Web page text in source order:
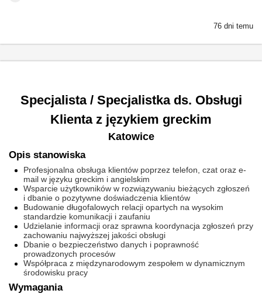
76 dni temu
Specjalista / Specjalistka ds. Obsługi
Klienta z językiem greckim
Katowice
Opis stanowiska
Profesjonalna obsługa klientów poprzez telefon, czat oraz e-
mail w języku greckim i angielskim
Wsparcie użytkowników w rozwiązywaniu bieżących zgłoszeń
i dbanie o pozytywne doświadczenia klientów
Budowanie długofalowych relacji opartych na wysokim
standardzie komunikacji i zaufaniu
Udzielanie informacji oraz sprawna koordynacja zgłoszeń przy
zachowaniu najwyższej jakości obsługi
Dbanie o bezpieczeństwo danych i poprawność
prowadzonych procesów
Współpraca z międzynarodowym zespołem w dynamicznym
środowisku pracy
Wymagania